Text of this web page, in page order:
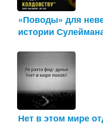
«Поводы» для
истории
Нет в этом мире